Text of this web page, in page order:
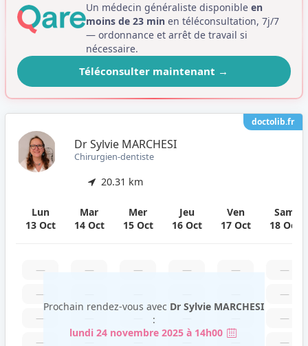
Un médecin généraliste disponibleen
moins de 23 min en téléconsultation, 7j/7
— ordonnance et arrêt de travail si
nécessaire.
Téléconsulter maintenant →
doctolib.fr
Dr Sylvie MARCHESI
Chirurgien-dentiste
20.31 km
Lun
13 Oct
Mar
14 Oct
Mer
15 Oct
Jeu
16 Oct
Ven
17 Oct
Sam
18 Oct
—
—
—
—
—
—
—
—
—
—
—
—
Prochain rendez-vous avec Dr Sylvie MARCHESI
:
lundi 24 novembre 2025 à 14h00